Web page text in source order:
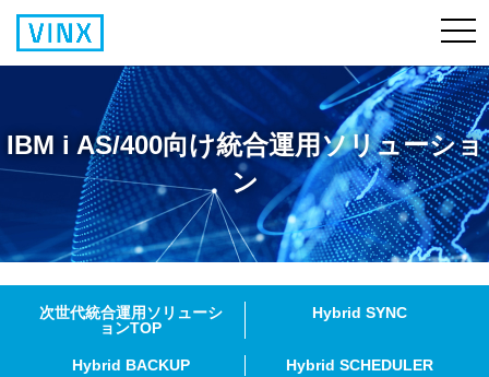
IBM i AS/400向け統合運用ソリューショ
ン
次世代統合運用ソリューシ
ョンTOP
Hybrid SYNC
Hybrid BACKUP Hybrid SCHEDULER